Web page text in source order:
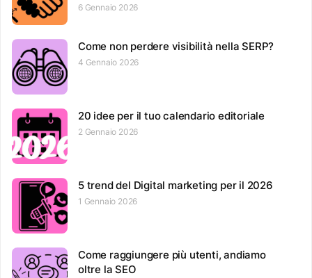
6 Gennaio 2026
Come non perdere visibilità nella SERP?
4 Gennaio 2026
20 idee per il tuo calendario editoriale
2 Gennaio 2026
5 trend del Digital marketing per il 2026
1 Gennaio 2026
Come raggiungere più utenti, andiamo
oltre la SEO